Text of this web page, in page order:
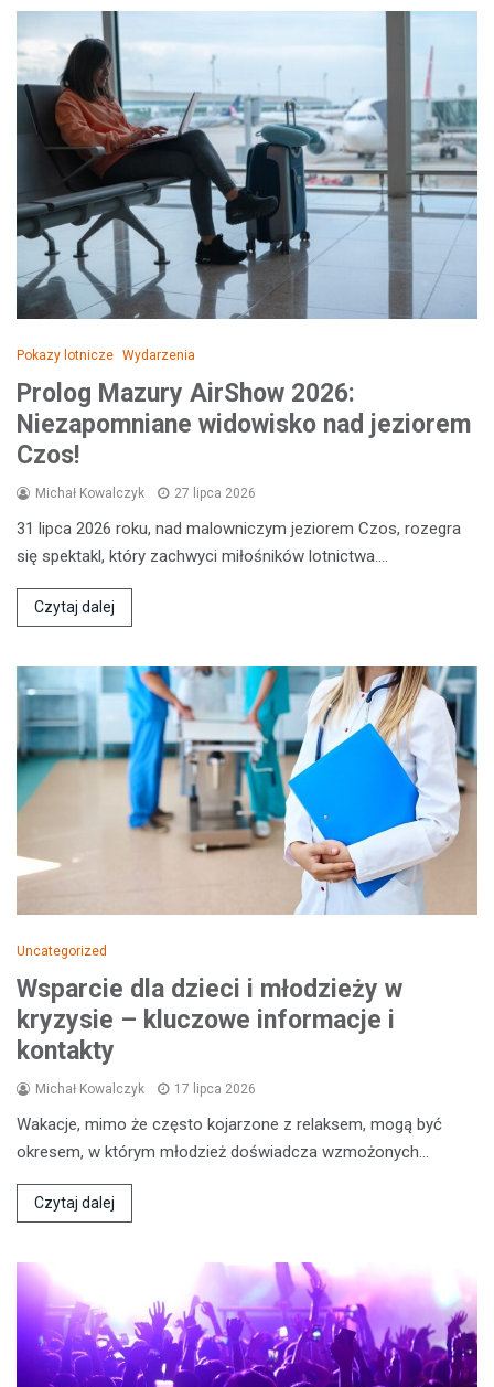
Pokazy lotnicze Wydarzenia
Prolog Mazury AirShow 2026:
Niezapomniane widowisko nad jeziorem
Czos!
Michał Kowalczyk 27 lipca 2026
31 lipca 2026 roku, nad malowniczym jeziorem Czos, rozegra
się spektakl, który zachwyci miłośników lotnictwa.…
Czytaj dalej
Uncategorized
Wsparcie dla dzieci i młodzieży w
kryzysie – kluczowe informacje i
kontakty
Michał Kowalczyk 17 lipca 2026
Wakacje, mimo że często kojarzone z relaksem, mogą być
okresem, w którym młodzież doświadcza wzmożonych…
Czytaj dalej